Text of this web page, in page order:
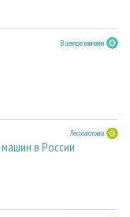
В центре внимания
Лесозаготовка
в России